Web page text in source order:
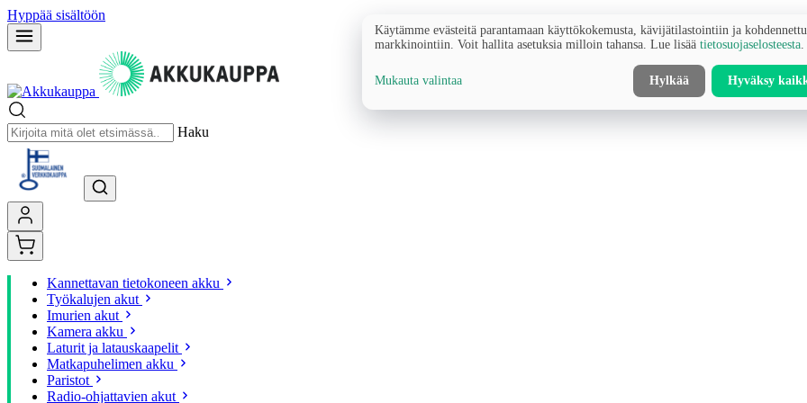
Hyppää sisältöön
Haku
Kannettavan tietokoneen akku
Työkalujen akut
Imurien akut
Kamera akku
Laturit ja latauskaapelit
Matkapuhelimen akku
Paristot
Radio-ohjattavien akut
Käytämme evästeitä parantamaan käyttökokemusta, kävijätilastointiin ja
markkinointiin. Voit hallita asetuksia milloin tahansa. Lue lisää tietosuojaselosteesta
Mukauta valintaa Hylkää Hyväksy